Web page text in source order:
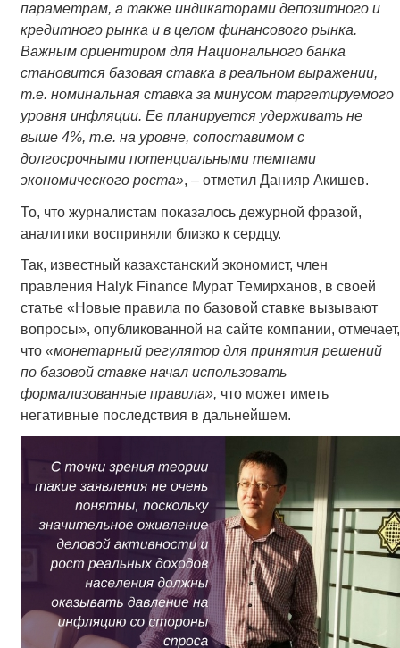
параметрам, а также индикаторами депозитного и
кредитного рынка и в целом финансового рынка.
Важным ориентиром для Национального банка
становится базовая ставка в реальном выражении,
т.е. номинальная ставка за минусом таргетируемого
уровня инфляции. Ее планируется удерживать не
выше 4%, т.е. на уровне, сопоставимом с
долгосрочными потенциальными темпами
экономического роста», – отметил Данияр Акишев.
То, что журналистам показалось дежурной фразой,
аналитики восприняли близко к сердцу.
Так, известный казахстанский экономист, член
правления Halyk Finance Мурат Темирханов, в своей
статье «Новые правила по базовой ставке вызывают
вопросы», опубликованной на сайте компании, отмечает,
что «монетарный регулятор для принятия решений
по базовой ставке начал использовать
формализованные правила», что может иметь
негативные последствия в дальнейшем.